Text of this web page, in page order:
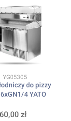
Kod produktu
YG05305
do pizzy
4 YATO
zł